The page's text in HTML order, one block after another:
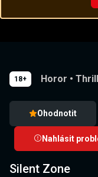
18+ Horor •
Ohodnotit
Nahlásit
Silent Zone